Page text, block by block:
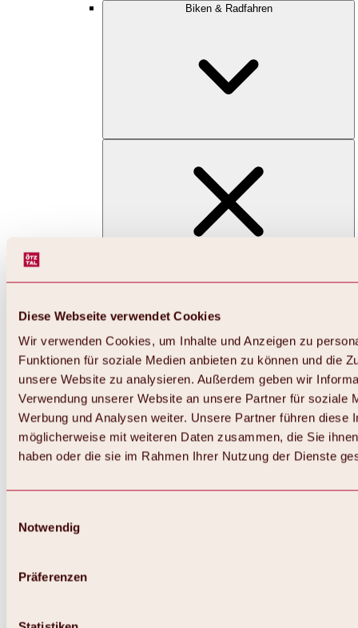
Diese Webseite verwendet Cookies
Wir verwenden Cookies, um Inhalte und Anzeigen zu
Funktionen für soziale Medien anbieten zu können und die
unsere Website zu analysieren. Außerdem geben wir
Verwendung unserer Website an unsere Partner für soziale
Werbung und Analysen weiter. Unsere Partner führen diese
möglicherweise mit weiteren Daten zusammen, die Sie
haben oder die sie im Rahmen Ihrer Nutzung der Dienste
Notwendig
Präferenzen
Biken & Radfahren